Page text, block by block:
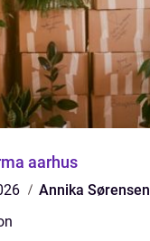
aarhus
Annika Sørensen